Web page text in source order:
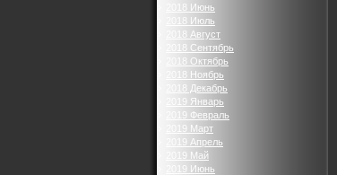
2018 Июнь
2018 Июль
2018 Август
2018 Сентябрь
2018 Октябрь
2018 Ноябрь
2018 Декабрь
2019 Январь
2019 Февраль
2019 Март
2019 Апрель
2019 Май
2019 Июнь